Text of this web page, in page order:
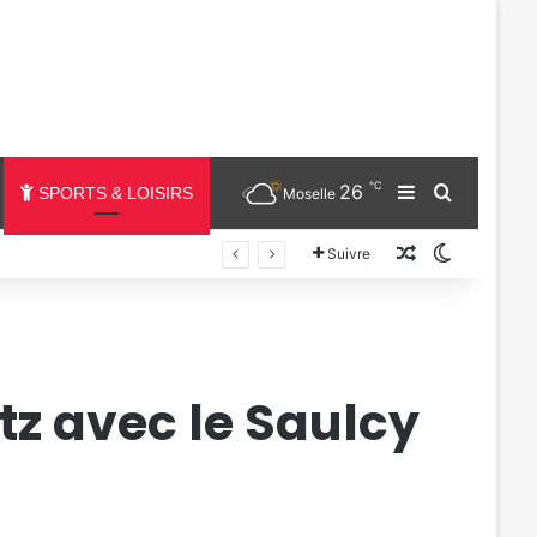
SPORTS & LOISIRS Moselle 26℃ SidebarChercher
Suivre Un article au
avec le Saulcy